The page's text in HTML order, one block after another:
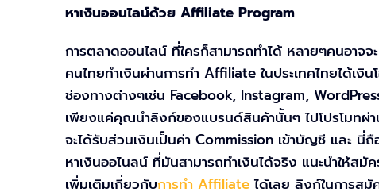
หาเงินออนไลน์ด้วย Affiliate Program
การตลาดออนไลน์ ที่ใครก็สามารถทำได้ หลายๆคนอา
คนไทยทำเงินผ่านการทำ Affiliate ในประเทศไทยได้เ
ช่องทางต่างๆเช่น Facebook, Instagram,
เพียงแค่คุณนำลิงก์ของแบรนด์สินค้านั้นๆ ไปโปรโมท
จะได้รับส่วนเงินเป็นค่า Commission เข้าบัญชี และ นี่
หาเงินออไนลน์ ที่มันสามารถทำเงินได้จริง แนะนำให้สมั
เพิ่มเติมเกี่ยวกับการทำ Affiliate ได้เลย ลิงก์ในการส